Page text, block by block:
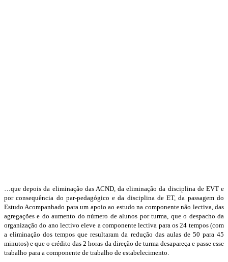
…que depois da eliminação das ACND, da eliminação da disciplina de EVT e
por consequência do par-pedagógico e da disciplina de ET, da passagem do
Estudo Acompanhado para um apoio ao estudo na componente não lectiva, das
agregações e do aumento do número de alunos por turma, que o despacho da
organização do ano lectivo eleve a componente lectiva para os 24 tempos (com
a eliminação dos tempos que resultaram da redução das aulas de 50 para 45
minutos) e que o crédito das 2 horas da direção de turma desapareça e passe esse
trabalho para a componente de trabalho de estabelecimento.